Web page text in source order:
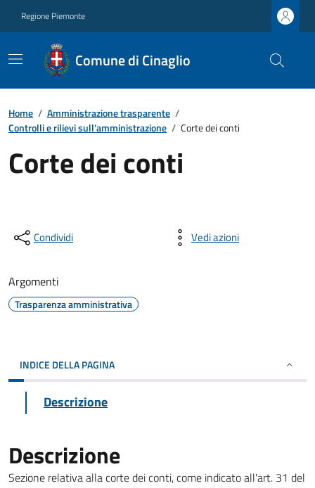
Regione Piemonte
Comune di Cinaglio
Home / Amministrazione trasparente /
Controlli e rilievi sull'amministrazione / Corte dei conti
Corte dei conti
Condividi Vedi azioni
Argomenti
Trasparenza amministrativa
INDICE DELLA PAGINA
Descrizione
Descrizione
Sezione relativa alla corte dei conti, come indicato all'art. 31 del